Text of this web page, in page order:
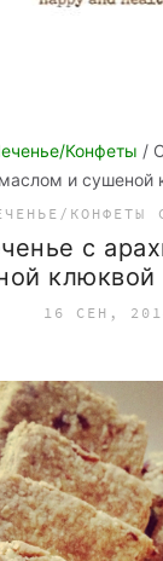
Конфеты /
и сушеной
КОНФЕТЫ
с
клюквой
16 СЕН,